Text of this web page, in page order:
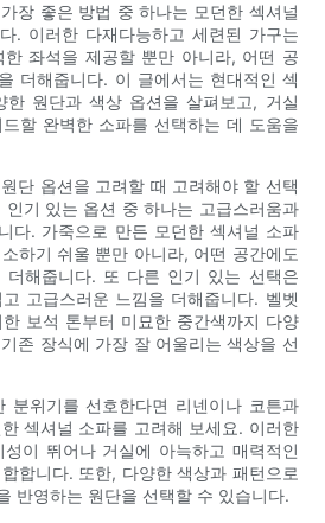
장 좋은 방법 중 하나는 모던한 섹셔널
. 이러한 다재다능하고 세련된 가구는
좌석을 제공할 뿐만 아니라, 어떤 공
더해줍니다. 이 글에서는 현대적인 섹
한 원단과 색상 옵션을 살펴보고, 거실
할 완벽한 소파를 선택하는 데 도움을
단 옵션을 고려할 때 고려해야 할 선택
기 있는 옵션 중 하나는 고급스러움과
다. 가죽으로 만든 모던한 섹셔널 소파
하기 쉬울 뿐만 아니라, 어떤 공간에도
더해줍니다. 또 다른 인기 있는 선택은
고급스러운 느낌을 더해줍니다. 벨벳
보석 톤부터 미묘한 중간색까지 다양
존 장식에 가장 잘 어울리는 색상을 선
분위기를 선호한다면 리넨이나 코튼과
섹셔널 소파를 고려해 보세요. 이러한
이 뛰어나 거실에 아늑하고 매력적인
합니다. 또한, 다양한 색상과 패턴으로
반영하는 원단을 선택할 수 있습니다.